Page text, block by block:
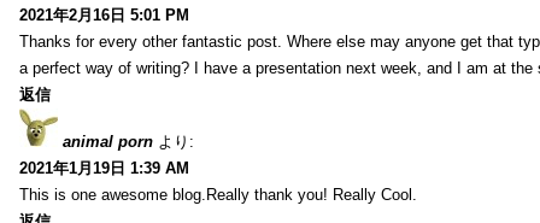
2021年2月16日 5:01 PM
Thanks for every other fantastic post. Where else may anyone get that
a perfect way of writing? I have a presentation next week, and I am at the
返信
animal porn より:
2021年1月19日 1:39 AM
This is one awesome blog.Really thank you! Really Cool.